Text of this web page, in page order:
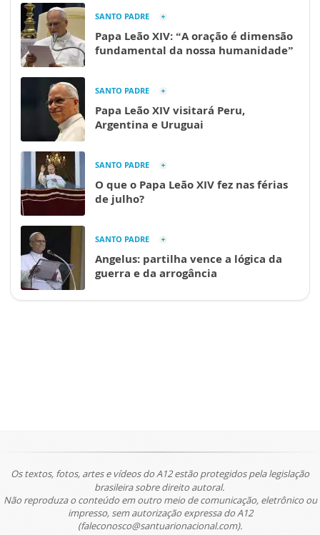
SANTO PADRE
Papa Leão XIV: “A oração é dimensão
fundamental da nossa humanidade”
SANTO PADRE
Papa Leão XIV visitará Peru,
Argentina e Uruguai
SANTO PADRE
O que o Papa Leão XIV fez nas férias
de julho?
SANTO PADRE
Angelus: partilha vence a lógica da
guerra e da arrogância
Os textos, fotos, artes e vídeos do A12 estão protegidos pela legislação
brasileira sobre direito autoral.
Não reproduza o conteúdo em outro meio de comunicação, eletrônico ou
impresso, sem autorização expressa do A12
(faleconosco@santuarionacional.com).